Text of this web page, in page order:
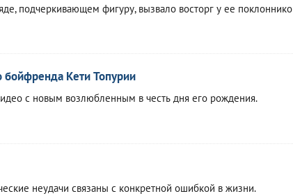
подчеркивающем фигуру, вызвало восторг у ее
бойфренда Кети Топурии
с новым возлюбленным в честь дня его рождения.
неудачи связаны с конкретной ошибкой в жизни.